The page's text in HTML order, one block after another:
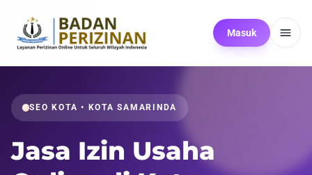
Masuk
SEO KOTA • KOTA SAMARINDA
Jasa Izin Usaha